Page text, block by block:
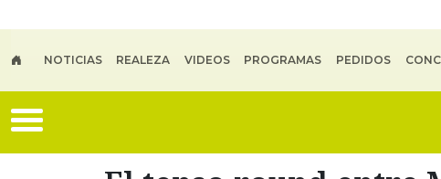
NOTICIAS REALEZA VIDEOS PROGRAMAS PEDIDOS